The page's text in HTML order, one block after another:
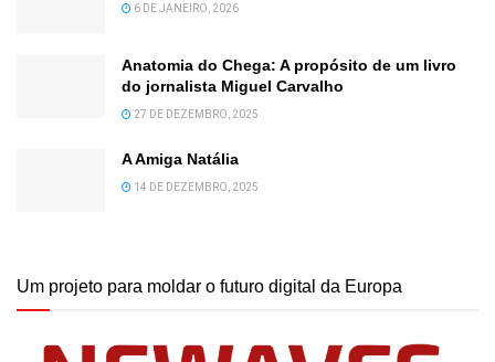
6 DE JANEIRO, 2026
Anatomia do Chega: A propósito de um livro
do jornalista Miguel Carvalho
27 DE DEZEMBRO, 2025
A Amiga Natália
14 DE DEZEMBRO, 2025
Um projeto para moldar o futuro digital da Europa